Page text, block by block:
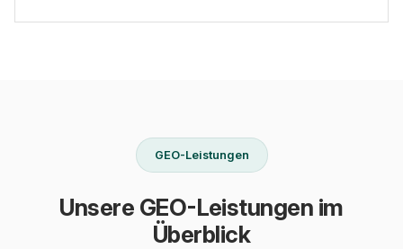
GEO-Leistungen
Unsere GEO-Leistungen im
Überblick